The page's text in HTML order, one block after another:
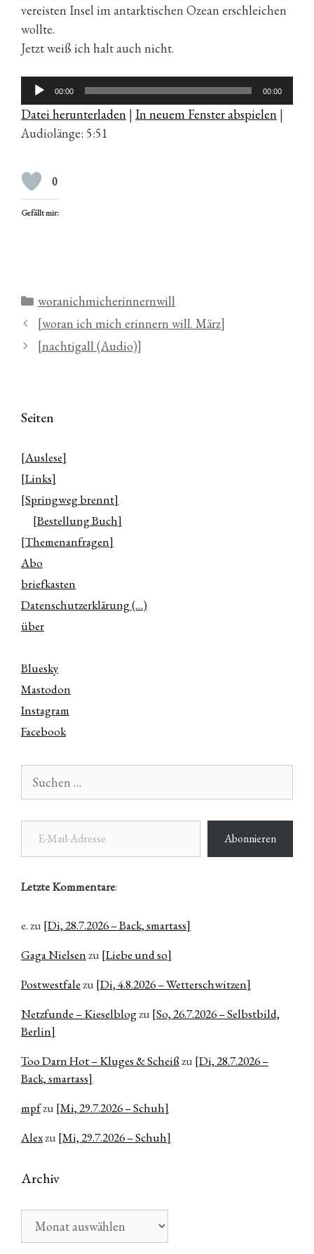
vereisten Insel im antarktischen Ozean erschleichen
wollte.
Jetzt weiß ich halt auch nicht.
Audio-
Player
00:00 00:00
Datei herunterladen | In neuem Fenster abspielen |
Audiolänge: 5:51
0
Gefällt mir:
Kategorien
woranichmicherinnernwill
[woran ich mich erinnern will. März]
[nachtigall (Audio)]
Seiten
[Auslese]
[Links]
[Springweg brennt]
[Bestellung Buch]
[Themenanfragen]
Abo
briefkasten
Datenschutzerklärung (…)
über
Bluesky
Mastodon
Instagram
Facebook
nach:
E-Mail-Adresse
Abonnieren
Letzte Kommentare:
e.zu [Di, 28.7.2026 – Back, smartass]
Gaga Nielsenzu [Liebe und so]
Postwestfalezu [Di, 4.8.2026 – Wetterschwitzen]
Netzfunde – Kieselblogzu [So, 26.7.2026 – Selbstbild,
Berlin]
Too Darn Hot – Kluges & Scheißzu [Di, 28.7.2026 –
Back, smartass]
mpfzu [Mi, 29.7.2026 – Schuh]
Alexzu [Mi, 29.7.2026 – Schuh]
Archiv